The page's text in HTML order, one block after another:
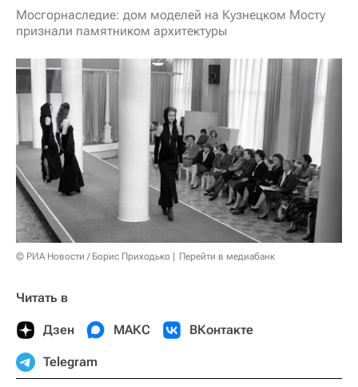
Мосгорнаследие: дом моделей на Кузнецком Мосту
признали памятником архитектуры
© РИА Новости / Борис Приходько Перейти в медиабанк
Читать в
Дзен МАКС ВКонтакте
Telegram